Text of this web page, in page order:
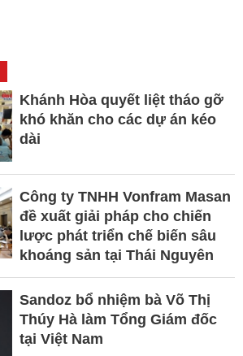
Khánh Hòa quyết liệt tháo gỡ
khó khăn cho các dự án kéo
dài
Công ty TNHH Vonfram Masan
đề xuất giải pháp cho chiến
lược phát triển chế biến sâu
khoáng sản tại Thái Nguyên
Sandoz bổ nhiệm bà Võ Thị
Thúy Hà làm Tổng Giám đốc
tại Việt Nam